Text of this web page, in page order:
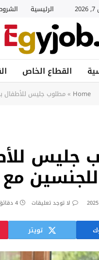
الرئيسية
القطاع الخاص
Home
»مطلوب جليس للأطفال بكندا برواتب 3000 دولار
للجنسين
لا توجد تعليقات 4 دقائق
تويتر